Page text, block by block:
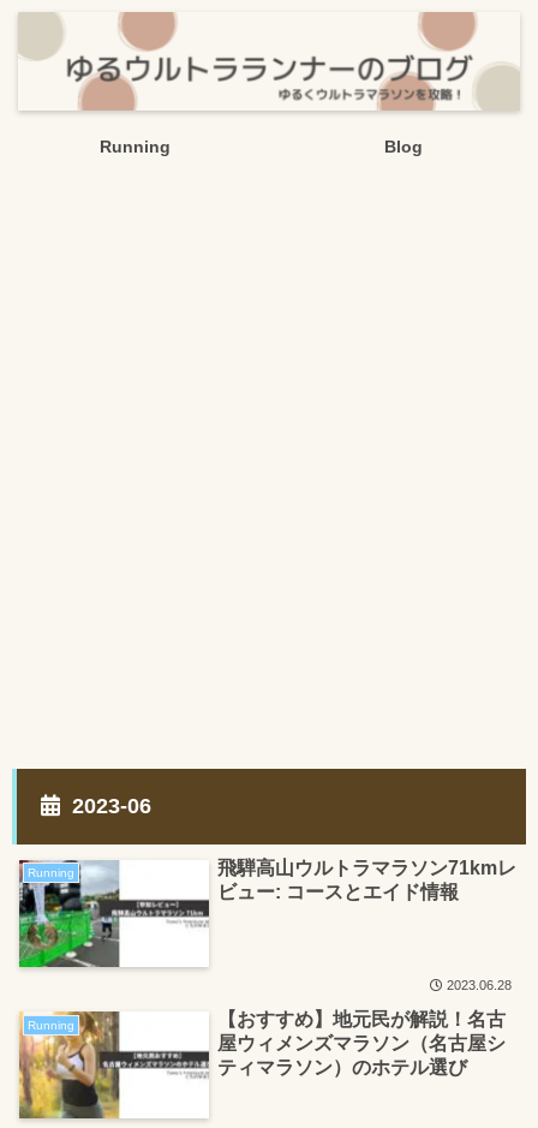
Running Blog
2023-06
Running
飛騨高山ウルトラマラソン71kmレ
ビュー: コースとエイド情報
2023.06.28
Running
【おすすめ】地元民が解説！名古
屋ウィメンズマラソン（名古屋シ
ティマラソン）のホテル選び